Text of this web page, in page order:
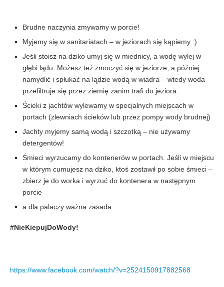
Brudne naczynia zmywamy w porcie!
Myjemy się w sanitariatach – w jeziorach się kąpiemy :)
Jeśli stoisz na dziko umyj się w miednicy, a wodę wylej w
głębi lądu. Możesz też zmoczyć się w jeziorze, a później
namydlić i spłukać na lądzie wodą w wiadra – wtedy woda
przefiltruje się przez ziemię zanim trafi do jeziora.
Ścieki z jachtów wylewamy w specjalnych miejscach w
portach (zlewniach ścieków lub przez pompy wody brudnej)
Jachty myjemy samą wodą i szczotką – nie używamy
detergentów!
Śmieci wyrzucamy do kontenerów w portach. Jeśli w miejscu
w którym cumujesz na dziko, ktoś zostawił po sobie śmieci –
zbierz je do worka i wyrzuć do kontenera w następnym
porcie
a dla palaczy ważna zasada:
#NieKiepujDoWody!
https://www.facebook.com/watch/?v=2524150917882568